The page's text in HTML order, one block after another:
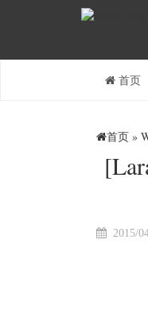
首页
首页 »
2015/